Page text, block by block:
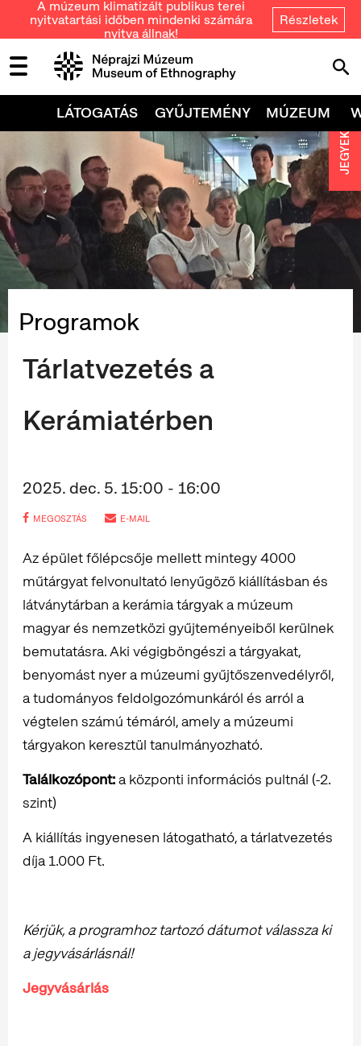
A múzeum klimatizált publikus terei
nyitvatartási időben mindenki számára
nyitva állnak!
Részletek
LÁTOGATÁS GYŰJTEMÉNY MÚZEUM
Programok
Tárlatvezetés a
Kerámiatérben
2025. dec. 5. 15:00 - 16:00
MEGOSZTÁS E-MAIL
Az épület főlépcsője mellett mintegy 4000
műtárgyat felvonultató lenyűgöző kiállításban és
látványtárban a kerámia tárgyak a múzeum
magyar és nemzetközi gyűjteményeiből kerülnek
bemutatásra. Aki végigböngészi a tárgyakat,
benyomást nyer a múzeumi gyűjtőszenvedélyről,
a tudományos feldolgozómunkáról és arról a
végtelen számú témáról, amely a múzeumi
tárgyakon keresztül tanulmányozható.
Találkozópont:a központi információs pultnál (-2.
szint)
A kiállítás ingyenesen látogatható, a tárlatvezetés
díja 1.000 Ft.
Kérjük, a programhoz tartozó dátumot válassza ki
a jegyvásárlásnál!
Jegyvásárlás
JEGYEK